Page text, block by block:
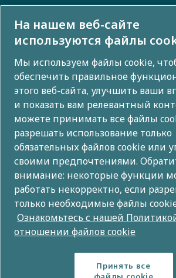
Ссылки на внешние
Инвесторы
О компании
Группа Atlas Copco разрабатывает
решения во всех сферах бизнеса,
сжатие, вакуум, промышленность и
в своем портфеле 80+ брендов по
создаем технологии, которые
На нашем веб-сайте
используются файлы
Мы используем файлы cookie,
обеспечить правильное
этого веб-сайта, улучшить ваши
и показать вам релевантный
можете принимать все файлы
разрешать использование только
обязательных файлов cookie или
своими предпочтениями.
внимание: некоторые функции
работать некорректно, если
только необходимые файлы
Ознакомьтесь с нашей
отношении файлов cookie
Принять все